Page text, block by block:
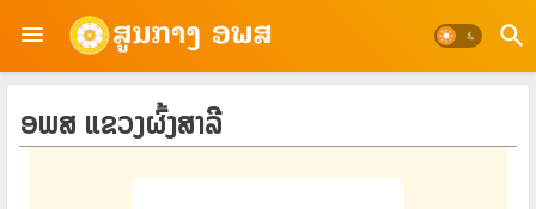
ອພສ ແຂວງຜົ້ງສາລີ